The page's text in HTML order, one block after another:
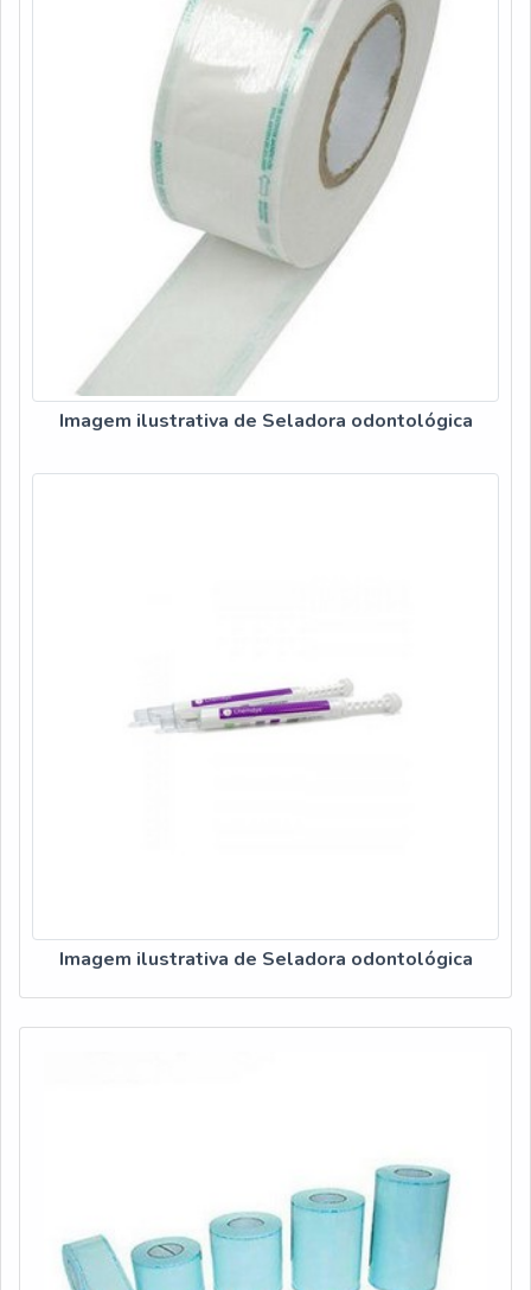
Imagem ilustrativa de Seladora odontológica
Imagem ilustrativa de Seladora odontológica